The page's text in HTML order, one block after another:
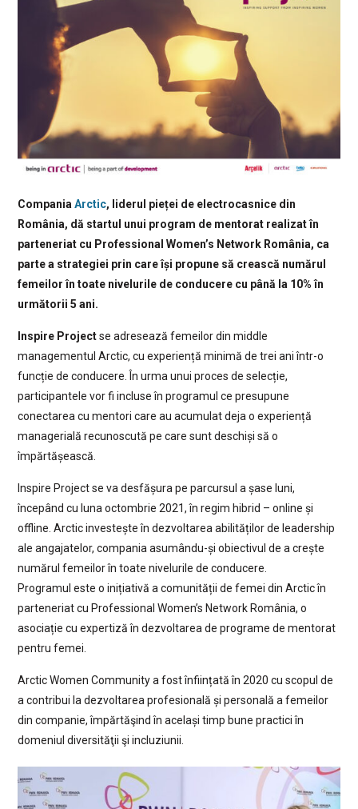
Compania Arctic, liderul pieței de electrocasnice din
România, dă startul unui program de mentorat realizat în
parteneriat cu Professional Women’s Network România, ca
parte a strategiei prin care își propune să crească numărul
femeilor în toate nivelurile de conducere cu până la 10% în
următorii 5 ani.
Inspire Projectse adresează femeilor din middle
managementul Arctic, cu experiență minimă de trei ani într-o
funcție de conducere. În urma unui proces de selecție,
participantele vor fi incluse în programul ce presupune
conectarea cu mentori care au acumulat deja o experiență
managerială recunoscută pe care sunt deschiși să o
împărtășească.
Inspire Project se va desfășura pe parcursul a șase luni,
începând cu luna octombrie 2021, în regim hibrid – online și
offline. Arctic investește în dezvoltarea abilităților de leadership
ale angajatelor, compania asumându-și obiectivul de a crește
numărul femeilor în toate nivelurile de conducere.
Programul este o inițiativă a comunității de femei din Arctic în
parteneriat cu Professional Women’s Network România, o
asociație cu expertiză în dezvoltarea de programe de mentorat
pentru femei.
Arctic Women Community a fost înființată în 2020 cu scopul de
a contribui la dezvoltarea profesională și personală a femeilor
din companie, împărtăşind în același timp bune practici în
domeniul diversităţii şi incluziunii.